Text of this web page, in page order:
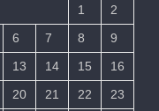
1
2
6 7 8
9
13 14 15
16
20 21 22 23